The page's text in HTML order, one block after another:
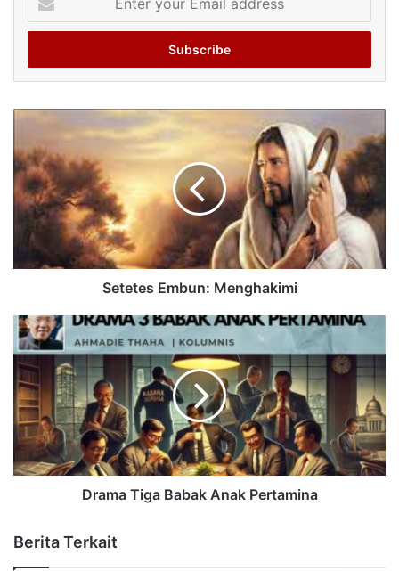
your
Email
Setetes Embun: Menghakimi
Drama Tiga Babak Anak Pertamina
Berita Terkait